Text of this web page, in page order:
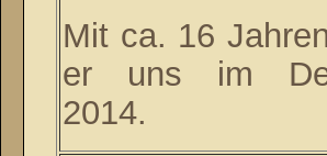
Mit ca. 16
er uns im
2014.